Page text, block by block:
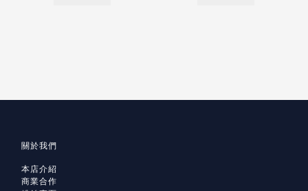
關於我們
本店介紹
商業合作